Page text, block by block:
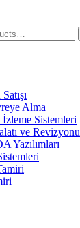
Alma
Sistemleri
ve Revizyonu
Yazılımları